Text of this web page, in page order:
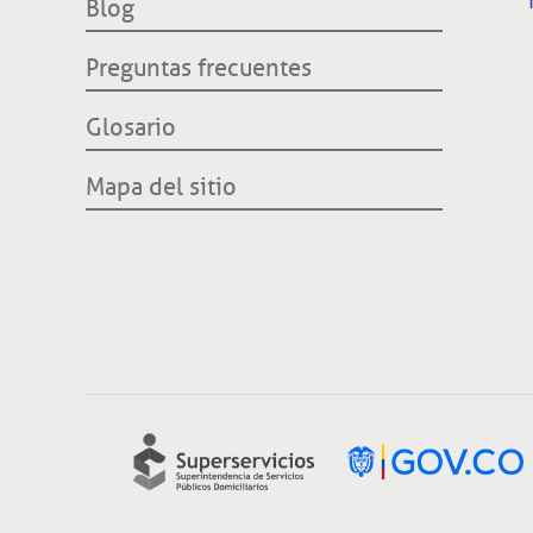
CREG
Blog
Preguntas frecuentes
Glosario
Mapa del sitio